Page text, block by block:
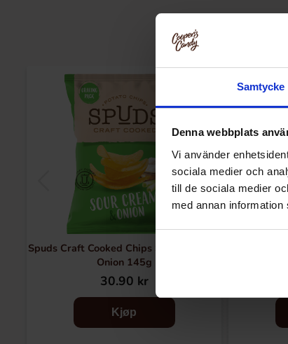
Samtycke
Denna webbplats
Vi använder
sociala medier och
till de sociala medier
med annan
Spuds Craft Cooked Chips Sour Cream &
Onion 145g
30.90 kr
Kjøp